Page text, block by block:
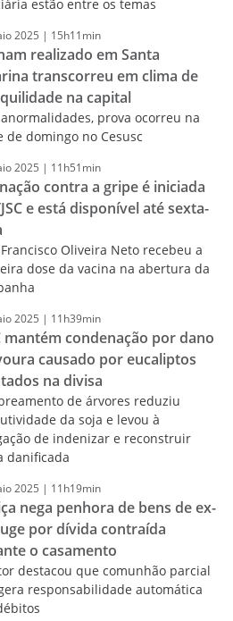
estão entre os temas
2025 | 15h11min
realizado em Santa
transcorreu em clima de
na capital
prova ocorreu na
de domingo no Cesusc
2025 | 11h51min
contra a gripe é iniciada
e está disponível até sexta-
Oliveira Neto recebeu a
dose da vacina na abertura da
2025 | 11h39min
mantém condenação por dano
causado por eucaliptos
na divisa
de árvores reduziu
da soja e levou à
de indenizar e reconstruir
danificada
2025 | 11h19min
nega penhora de bens de ex-
por dívida contraída
o casamento
destacou que comunhão parcial
responsabilidade automática